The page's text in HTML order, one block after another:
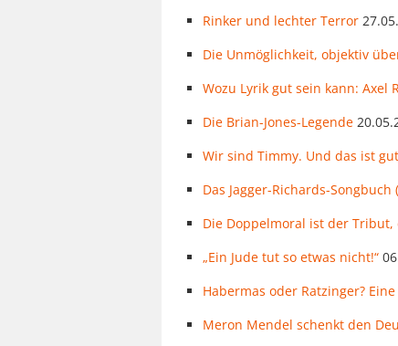
Rinker und lechter Terror
Die Unmöglichkeit, objektiv
Wozu Lyrik gut sein kann: Axel
Die Brian-Jones-Legende
Wir sind Timmy. Und das ist
Das Jagger-Richards-Songbuch
Die Doppelmoral ist der
„Ein Jude tut so etwas nicht!“
Habermas oder Ratzinger?
Meron Mendel schenkt den